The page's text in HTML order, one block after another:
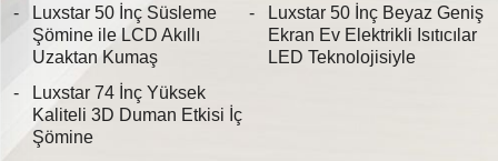
Luxstar 50 İnç Süsleme
Şömine ile LCD Akıllı
Uzaktan Kumaş
Luxstar 50 İnç Beyaz Geniş
Ekran Ev Elektrikli Isıtıcılar
LED Teknolojisiyle
Luxstar 74 İnç Yüksek
Kaliteli 3D Duman Etkisi İç
Şömine